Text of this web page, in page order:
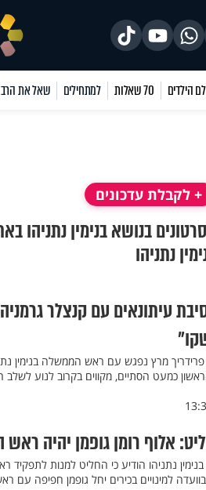
הילדים 70 שאלות למתחילים שאל את הרב
+ לקבלת עדכונים
בנושא בנימין
נתניהו
עיתונאים עם קנצלר
מרץ נפגש עם ראש הממשלה בנימין
כמעט הסתיים, מקווים בקרוב לנוע לשלב
אלוף רומן גופמן יהיה
נתניהו הודיע כי החליט למנות לתפקיד
למינויים בכירים יחל גופמן חפיפה עם